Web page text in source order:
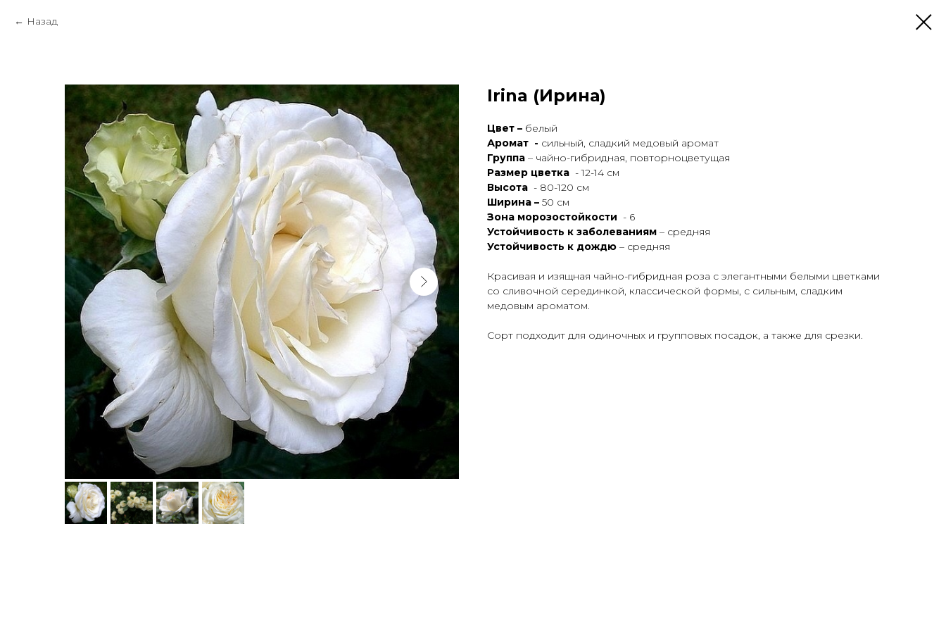
Назад
Irina (Ирина)
Цвет – белый
Аромат - сильный, сладкий медовый аромат
Группа – чайно-гибридная, повторноцветущая
Размер цветка - 12-14 см
Высота - 80-120 см
Ширина – 50 см
Зона морозостойкости - 6
Устойчивость к заболеваниям – средняя
Устойчивость к дождю – средняя
Красивая и изящная чайно-гибридная роза с элегантными белыми цветками
со сливочной серединкой, классической формы, с сильным, сладким
медовым ароматом.
Сорт подходит для одиночных и групповых посадок, а также для срезки.